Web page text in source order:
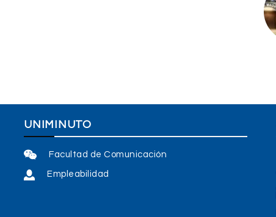
UNIMINUTO
Facultad de Comunicación
Empleabilidad